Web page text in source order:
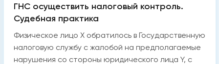
ГНС осуществить налоговый контроль.
Судебная практика
Физическое лицо X обратилось в Государственную
налоговую службу с жалобой на предполагаемые
нарушения со стороны юридического лица Y, с